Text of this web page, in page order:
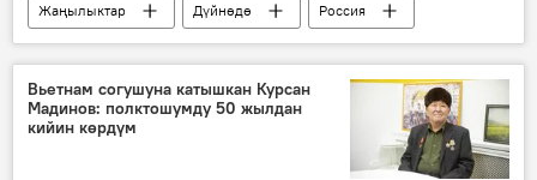
Жаңылыктар Дүйнөдө
Россия
Саясат
Садыр Жапаров
насыя
суроо
Руслан Казакбаев
Садыр Жапаровдун Россияга сапары
Вьетнам согушуна катышкан Курсан
Мадинов: полктошумду 50 жылдан
кийин көрдүм